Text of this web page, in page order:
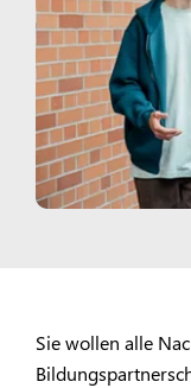
Sie wollen alle